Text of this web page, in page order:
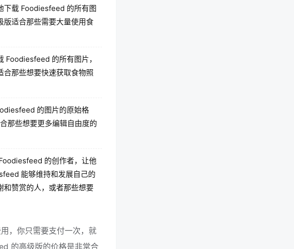
下载 Foodiesfeed 的所有图
适合那些需要大量使用食
Foodiesfeed 的所有图片，
那些想要快速获取食物照
的图片的原始格
那些想要更多编辑自由度的
的创作者，让他
能够维持和发展自己的
赞赏的人，或者那些想要
，你只需要支付一次，就
的高级版的价格是非常合